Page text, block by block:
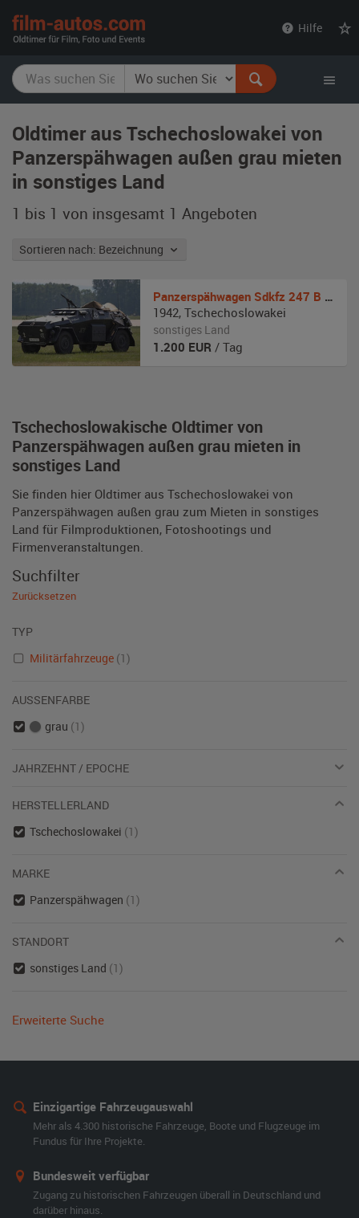
Hilfe
Oldtimer aus Tschechoslowakei von
Panzerspähwagen außen grau mieten
in sonstiges Land
1 bis 1 von insgesamt 1 Angeboten
Sortieren nach: Bezeichnung
Tschechoslowakische Oldtimer von
Panzerspähwagen außen grau mieten in
sonstiges Land
Sie finden hier Oldtimer aus Tschechoslowakei von
Panzerspähwagen außen grau zum Mieten in sonstiges
Land für Filmproduktionen, Fotoshootings und
Firmenveranstaltungen.
Panzerspähwagen Sdkfz 247 B (Nachbau)
1942, Tschechoslowakei
sonstiges Land
1.200 EUR / Tag
Suchfilter
Zurücksetzen
TYP
Militärfahrzeuge (1)
AUSSENFARBE
grau (1)
JAHRZEHNT / EPOCHE
HERSTELLERLAND
Tschechoslowakei (1)
MARKE
Panzerspähwagen (1)
STANDORT
sonstiges Land (1)
Erweiterte Suche
Einzigartige Fahrzeugauswahl
Mehr als 4.300 historische Fahrzeuge, Boote und Flugzeuge im
Fundus für Ihre Projekte.
Bundesweit verfügbar
Zugang zu historischen Fahrzeugen überall in Deutschland und
darüber hinaus.